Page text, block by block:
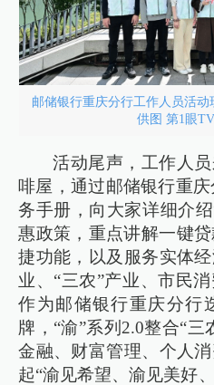
邮储银行重庆分行工作人员活
供图 第1眼
活动尾声，工作人
啡屋，通过邮储银行重庆
务手册，向大家详细介
惠政策，重点讲解一键
捷功能，以及服务实体
业、“三农”产业、市民
作为邮储银行重庆分行
牌，“渝”系列2.0整合“三
金融、财富管理、个人
起“渝见希望、渝见美好